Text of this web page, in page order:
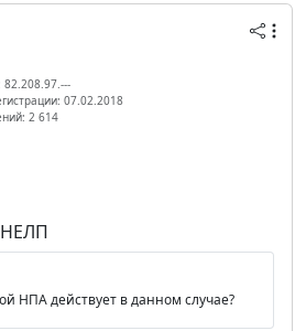
82.208.97.---
07.02.2018
2 614
НПА действует в данном случае?